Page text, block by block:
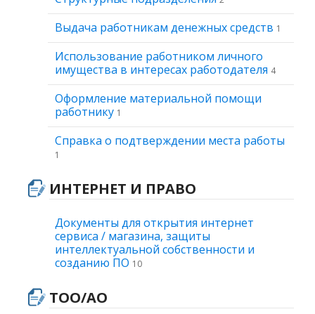
Выдача работникам денежных средств 1
Использование работником личного
имущества в интересах работодателя 4
Оформление материальной помощи
работнику 1
Справка о подтверждении места работы
1
ИНТЕРНЕТ И ПРАВО
Документы для открытия интернет
сервиса / магазина, защиты
интеллектуальной собственности и
созданию ПО 10
ТОО/АО